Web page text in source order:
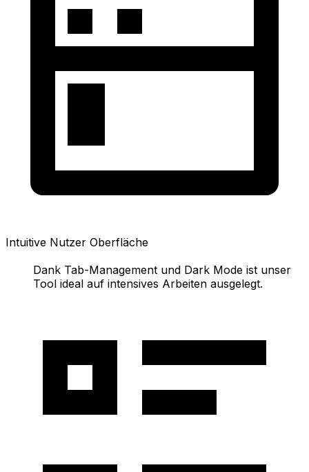
Intuitive Nutzer Oberfläche
Dank Tab-Management und Dark Mode ist unser
Tool ideal auf intensives Arbeiten ausgelegt.